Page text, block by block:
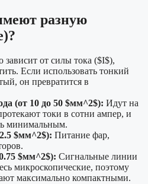
разную
от силы тока ($I$),
Если использовать тонкий
он превратится в
(от 10 до 50 $мм^2$): Идут на
токи в сотни ампер, и
минимальным.
$мм^2$): Питание фар,
$мм^2$): Сигнальные линии
микроскопические, поэтому
максимально компактными.